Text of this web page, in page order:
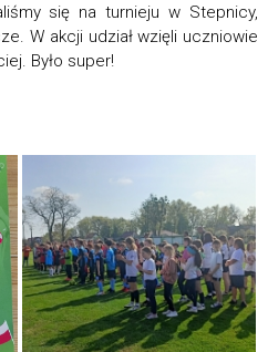
się na turnieju w Stepnicy,
W akcji udział wzięli uczniowie
Było super!